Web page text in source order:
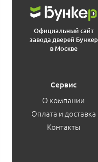
Официальный сайт
завода дверей Бункер
в Москве
Сервис
О компании
Оплата и доставка
Контакты